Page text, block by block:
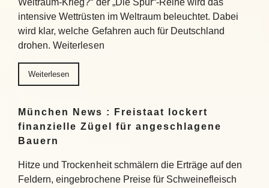
Weltraum-Krieg?“ der „Die Spur“-Reihe wird das
intensive Wettrüsten im Weltraum beleuchtet. Dabei
wird klar, welche Gefahren auch für Deutschland
drohen. Weiterlesen
Weiterlesen
München News : Freistaat lockert
finanzielle Zügel für angeschlagene
Bauern
Hitze und Trockenheit schmälern die Erträge auf den
Feldern, eingebrochene Preise für Schweinefleisch